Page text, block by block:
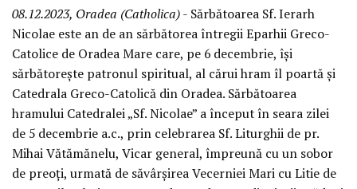
08.12.2023, Oradea (Catholica)- Sărbătoarea Sf. Ierarh
Nicolae este an de an sărbătorea întregii Eparhii Greco-
Catolice de Oradea Mare care, pe 6 decembrie, își
sărbătorește patronul spiritual, al cărui hram îl poartă și
Catedrala Greco-Catolică din Oradea. Sărbătoarea
hramului Catedralei „Sf. Nicolae” a început în seara zilei
de 5 decembrie a.c., prin celebrarea Sf. Liturghii de pr.
Mihai Vătămănelu, Vicar general, împreună cu un sobor
de preoți, urmată de săvârșirea Vecerniei Mari cu Litie de